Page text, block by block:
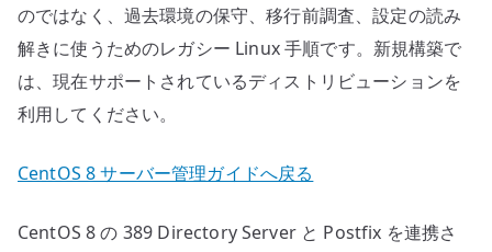
のではなく、過去環境の保守、移行前調査、設定の読み
解きに使うためのレガシー Linux 手順です。新規構築で
は、現在サポートされているディストリビューションを
利用してください。
CentOS 8 サーバー管理ガイドへ戻る
CentOS 8 の 389 Directory Server と Postfix を連携さ